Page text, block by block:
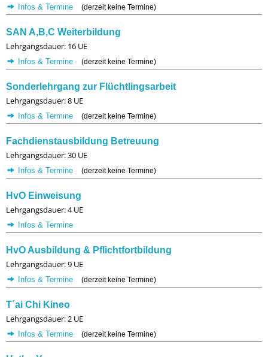
Infos & Termine (derzeit keine Termine)
SAN A,B,C Weiterbildung
Lehrgangsdauer: 16 UE
Infos & Termine (derzeit keine Termine)
Sonderlehrgang zur Flüchtlingsarbeit
Lehrgangsdauer: 8 UE
Infos & Termine (derzeit keine Termine)
Fachdienstausbildung Betreuung
Lehrgangsdauer: 30 UE
Infos & Termine (derzeit keine Termine)
HvO Einweisung
Lehrgangsdauer: 4 UE
Infos & Termine
HvO Ausbildung & Pflichtfortbildung
Lehrgangsdauer: 9 UE
Infos & Termine (derzeit keine Termine)
T´ai Chi Kineo
Lehrgangsdauer: 2 UE
Infos & Termine (derzeit keine Termine)